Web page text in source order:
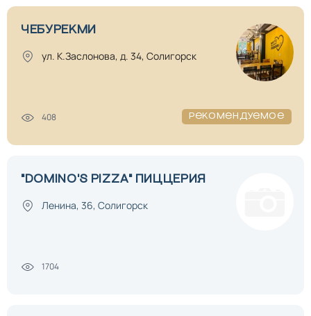
ЧЕБУРЕКМИ
Рекомендуемое
ул. К.Заслонова, д. 34, Солигорск
408
"DOMINO'S PIZZA" ПИЦЦЕРИЯ
Ленина, 36, Солигорск
1704